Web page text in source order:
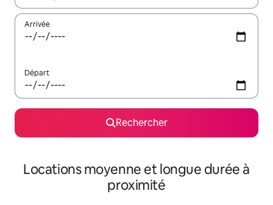
Arrivée
Départ
Rechercher
Locations moyenne et longue durée à
proximité